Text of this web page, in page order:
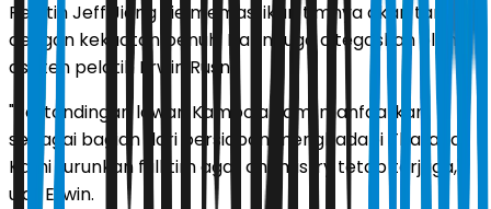
Pelatih Jeff Jiang Jie memastikan timnya akan tampil
dengan kekuatan penuh. Hal ini juga ditegaskan oleh
asisten pelatih Erwin Rusni.
"Pertandingan lawan Kamboja kami manfaatkan
sebagai bagian dari persiapan menghadapi Thailand.
Kami turunkan full tim agar chemistry tetap terjaga,"
ujar Erwin.